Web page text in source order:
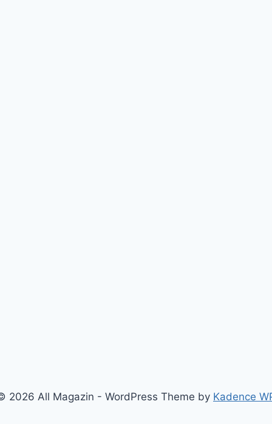
2026 All Magazin - WordPress Theme by Kadence